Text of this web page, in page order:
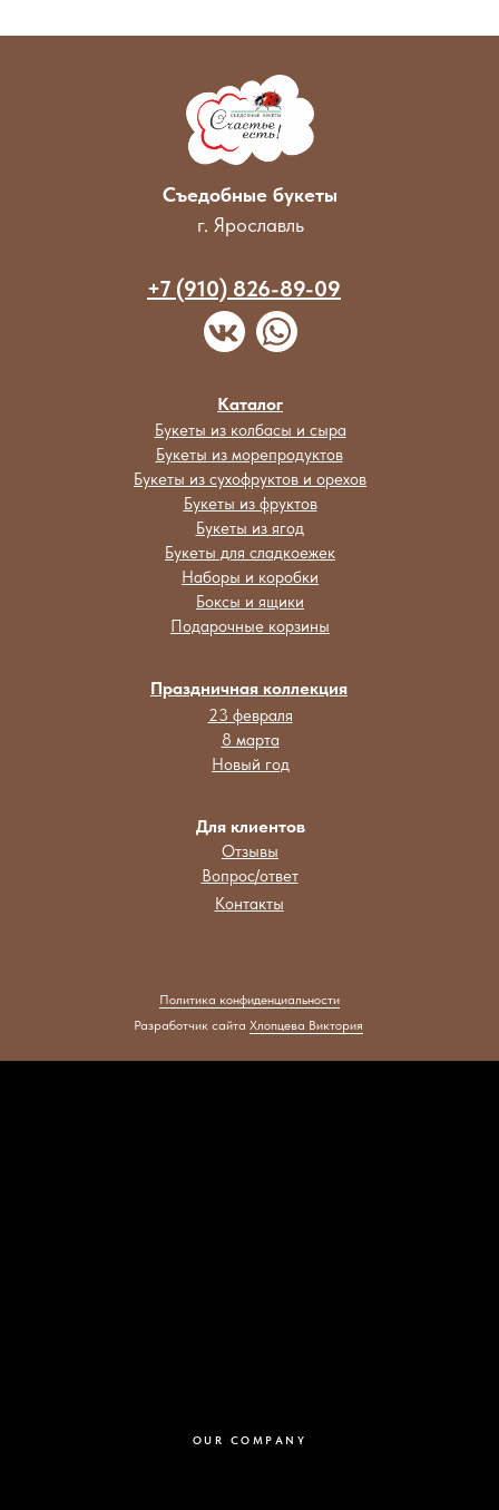
Разработчик сайта Хлопцева Виктория
Съедобные букеты
г. Ярославль
Для клиентов
Отзывы
Вопрос/ответ
Контакты
23 февраля
8 марта
Новый год
Праздничная коллекция
Букеты из колбасы и сыра
Букеты из морепродуктов
Букеты из сухофруктов и орехов
Букеты из фруктов
Каталог
Букеты из ягод
Букеты для сладкоежек
Наборы и коробки
Подарочные корзины
Политика конфиденциальности
Боксы и ящики
+7 (910) 826-89-09
OUR COMPANY